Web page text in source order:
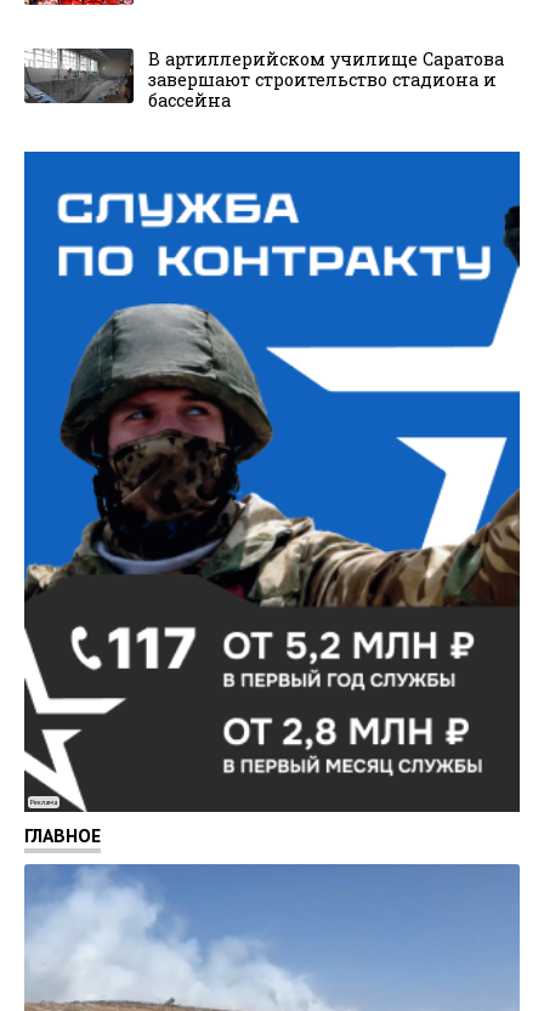
В артиллерийском училище Саратова
завершают строительство стадиона и
бассейна
Реклама
ГЛАВНОЕ